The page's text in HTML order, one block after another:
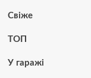
Свіже
ТОП
У гаражі